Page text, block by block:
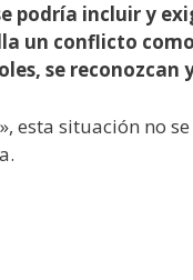
podría incluir y
un conflicto
se reconozcan
situación no